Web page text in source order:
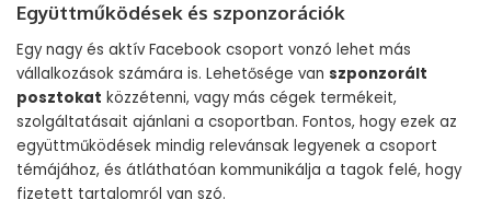
Együttműködések és szponzorációk
Egy nagy és aktív Facebook csoport vonzó lehet más
vállalkozások számára is. Lehetősége van szponzorált
posztokat közzétenni, vagy más cégek termékeit,
szolgáltatásait ajánlani a csoportban. Fontos, hogy ezek az
együttműködések mindig relevánsak legyenek a csoport
témájához, és átláthatóan kommunikálja a tagok felé, hogy
fizetett tartalomról van szó.